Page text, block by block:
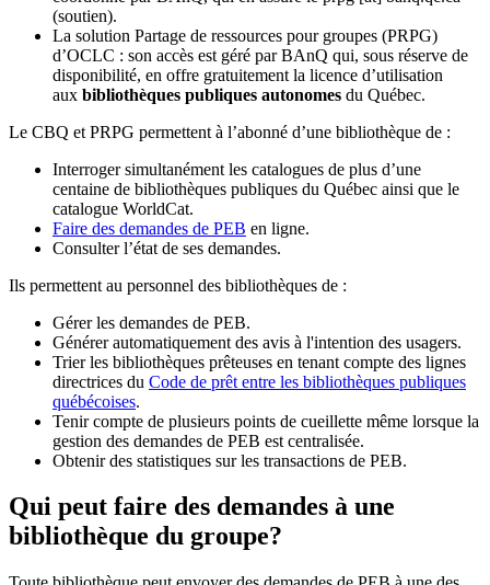
(soutien).
La solution Partage de ressources pour groupes (PRPG)
d’OCLC : son accès est géré par BAnQ qui, sous réserve de
disponibilité, en offre gratuitement la licence d’utilisation
aux bibliothèques publiques autonomes du Québec.
Le CBQ et PRPG permettent à l’abonné d’une bibliothèque de :
Interroger simultanément les catalogues de plus d’une
centaine de bibliothèques publiques du Québec ainsi que le
catalogue WorldCat.
Faire des demandes de PEB en ligne.
Consulter l’état de ses demandes.
Ils permettent au personnel des bibliothèques de :
Gérer les demandes de PEB.
Générer automatiquement des avis à l'intention des usagers.
Trier les bibliothèques prêteuses en tenant compte des lignes
directrices du Code de prêt entre les bibliothèques publiques
québécoises.
Tenir compte de plusieurs points de cueillette même lorsque la
gestion des demandes de PEB est centralisée.
Obtenir des statistiques sur les transactions de PEB.
Qui peut faire des demandes à une
bibliothèque du groupe?